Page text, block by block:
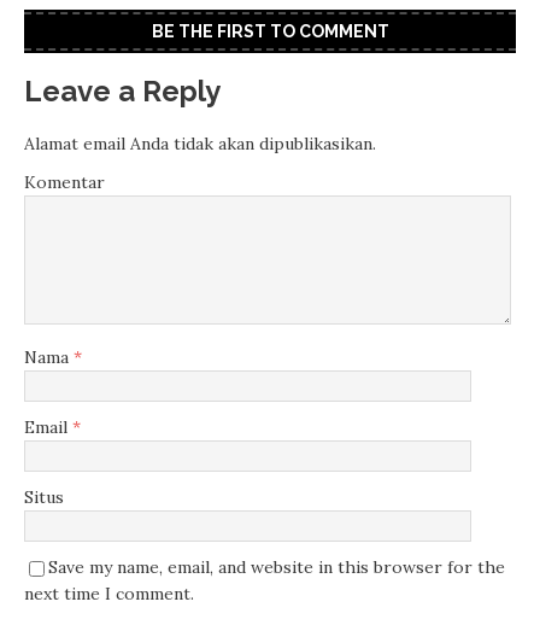
BE THE FIRST TO COMMENT
Leave a Reply
Alamat email Anda tidak akan dipublikasikan.
Komentar
Nama *
Email *
Situs
Save my name, email, and website in this browser for the
next time I comment.